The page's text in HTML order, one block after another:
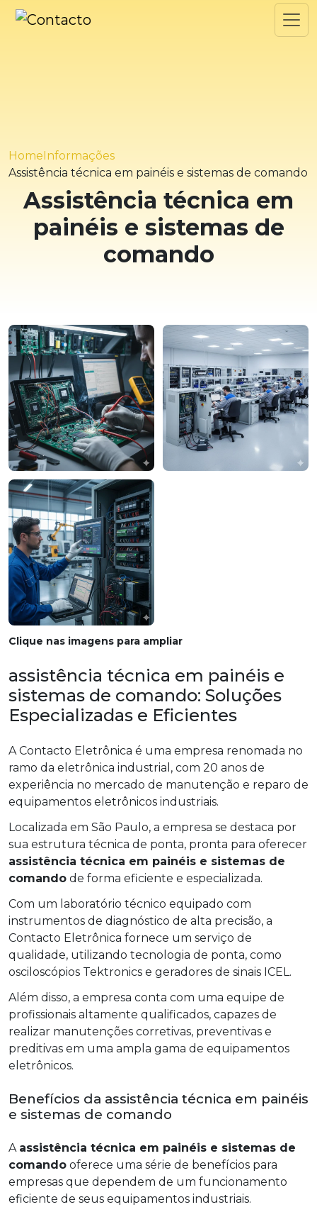
HomeInformações
Assistência técnica em painéis e sistemas de comando
Assistência técnica em
painéis e sistemas de
comando
Clique nas imagens para ampliar
assistência técnica em painéis e
sistemas de comando: Soluções
Especializadas e Eficientes
A Contacto Eletrônica é uma empresa renomada no
ramo da eletrônica industrial, com 20 anos de
experiência no mercado de manutenção e reparo de
equipamentos eletrônicos industriais.
Localizada em São Paulo, a empresa se destaca por
sua estrutura técnica de ponta, pronta para oferecer
assistência técnica em painéis e sistemas de
comando de forma eficiente e especializada.
Com um laboratório técnico equipado com
instrumentos de diagnóstico de alta precisão, a
Contacto Eletrônica fornece um serviço de
qualidade, utilizando tecnologia de ponta, como
osciloscópios Tektronics e geradores de sinais ICEL.
Além disso, a empresa conta com uma equipe de
profissionais altamente qualificados, capazes de
realizar manutenções corretivas, preventivas e
preditivas em uma ampla gama de equipamentos
eletrônicos.
Benefícios da assistência técnica em painéis
e sistemas de comando
A assistência técnica em painéis e sistemas de
comando oferece uma série de benefícios para
empresas que dependem de um funcionamento
eficiente de seus equipamentos industriais.